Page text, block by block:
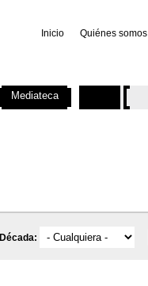
Inicio Quiénes somos
Década:
Mediateca